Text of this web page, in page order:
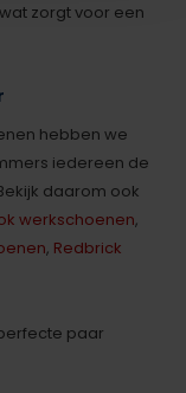
zorgt voor een
hebben we
iedereen de
daarom ook
werkschoenen,
, Redbrick
paar